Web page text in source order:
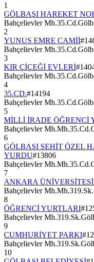
1
GÖLBAŞI HAREKET
Bahçelievler
2
YUNUS EMRE CAMİİ#
Bahçelievler
3
KIR ÇİÇEĞİ EVLERİ#
Bahçelievler
4
35.CD.#14194
Bahçelievler
5
MİLLİ İRADE ÖĞRENCİ
Bahçelievler
6
GÖLBAŞI ŞEHİT ÖZEL
YURDU#13806
Bahçelievler
7
ANKARA
Bahçelievler
8
ÖĞRENCİ YURTLARI#
Bahçelievler
9
CUMHURİYET PARKI#
Bahçelievler
10